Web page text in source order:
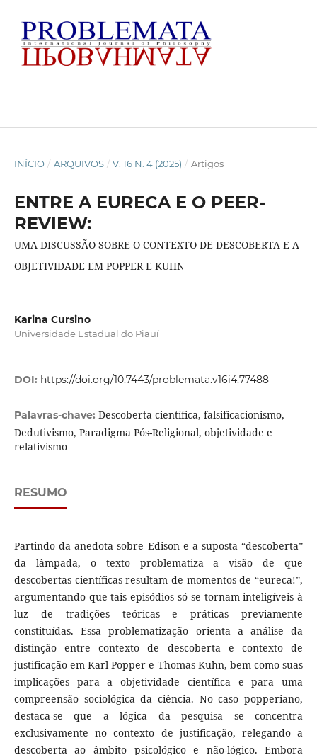
INÍCIO / ARQUIVOS / V. 16 N. 4 (2025) / Artigos
ENTRE A EURECA E O PEER-
REVIEW:
UMA DISCUSSÃO SOBRE O CONTEXTO DE DESCOBERTA E A
OBJETIVIDADE EM POPPER E KUHN
Karina Cursino
Universidade Estadual do Piauí
DOI: https://doi.org/10.7443/problemata.v16i4.77488
Palavras-chave: Descoberta científica, falsificacionismo,
Dedutivismo, Paradigma Pós-Religional, objetividade e
relativismo
RESUMO
Partindo da anedota sobre Edison e a suposta “descoberta”
da lâmpada, o texto problematiza a visão de que
descobertas científicas resultam de momentos de “eureca!”,
argumentando que tais episódios só se tornam inteligíveis à
luz de tradições teóricas e práticas previamente
constituídas. Essa problematização orienta a análise da
distinção entre contexto de descoberta e contexto de
justificação em Karl Popper e Thomas Kuhn, bem como suas
implicações para a objetividade científica e para uma
compreensão sociológica da ciência. No caso popperiano,
destaca-se que a lógica da pesquisa se concentra
exclusivamente no contexto de justificação, relegando a
descoberta ao âmbito psicológico e não-lógico. Embora